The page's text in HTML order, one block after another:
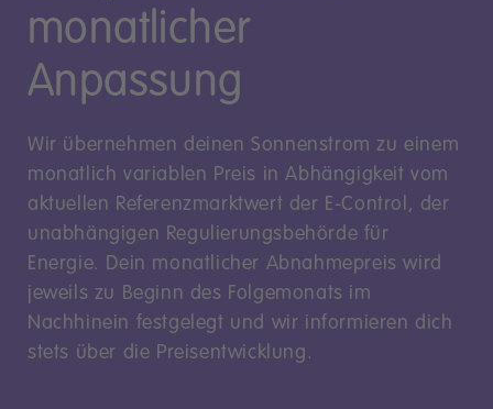
monatlicher
Anpassung
Wir übernehmen deinen Sonnenstrom zu einem
monatlich variablen Preis in Abhängigkeit vom
aktuellen Referenzmarktwert der E-Control, der
unabhängigen Regulierungsbehörde für
Energie. Dein monatlicher Abnahmepreis wird
jeweils zu Beginn des Folgemonats im
Nachhinein festgelegt und wir informieren dich
stets über die Preisentwicklung.